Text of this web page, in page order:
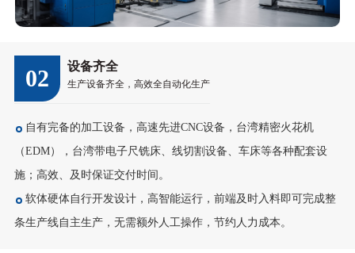
02 设备齐全
生产设备齐全，高效全自动化生产
自有完备的加工设备，高速先进CNC设备，台湾精密火花机
（EDM），台湾带电子尺铣床、线切割设备、车床等各种配套设
施；高效、及时保证交付时间。
软体硬体自行开发设计，高智能运行，前端及时入料即可完成整
条生产线自主生产，无需额外人工操作，节约人力成本。